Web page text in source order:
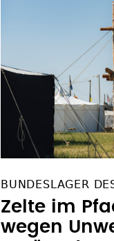
BUNDESLAGER
Zelte im
wegen